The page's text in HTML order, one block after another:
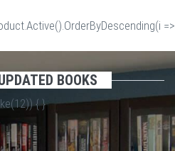
=>
BOOKS
{}